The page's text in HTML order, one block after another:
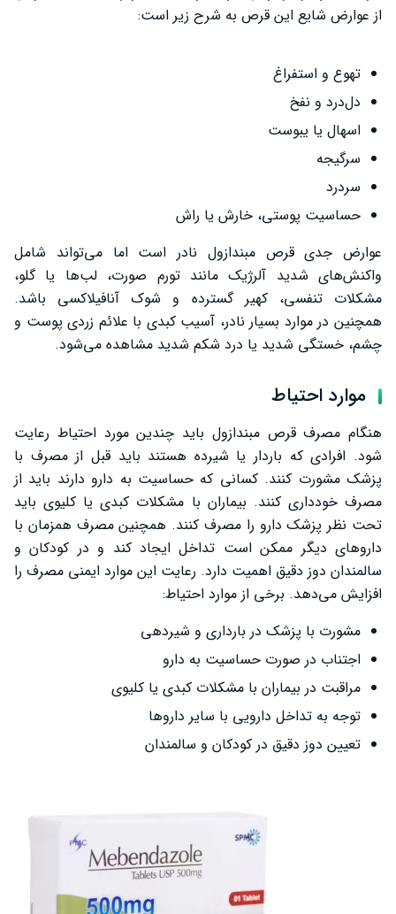
از عوارض شایع این قرص به شرح زیر است:
تهوع و استفراغ
دل‌درد و نفخ
اسهال یا یبوست
سرگیجه
سردرد
حساسیت پوستی، خارش یا راش
عوارض جدی قرص مبندازول نادر است اما می‌تواند شامل
واکنش‌های شدید آلرژیک مانند تورم صورت، لب‌ها یا گلو،
مشکلات تنفسی، کهیر گسترده و شوک آنافیلاکسی باشد.
همچنین در موارد بسیار نادر، آسیب کبدی با علائم زردی پوست و
چشم، خستگی شدید یا درد شکم شدید مشاهده می‌شود.
موارد احتیاط
هنگام مصرف قرص مبندازول باید چندین مورد احتیاط رعایت
شود. افرادی که باردار یا شیرده هستند باید قبل از مصرف با
پزشک مشورت کنند. کسانی که حساسیت به دارو دارند باید از
مصرف خودداری کنند. بیماران با مشکلات کبدی یا کلیوی باید
تحت نظر پزشک دارو را مصرف کنند. همچنین مصرف همزمان با
داروهای دیگر ممکن است تداخل ایجاد کند و در کودکان و
سالمندان دوز دقیق اهمیت دارد. رعایت این موارد ایمنی مصرف را
افزایش می‌دهد. برخی از موارد احتیاط:
مشورت با پزشک در بارداری و شیردهی
اجتناب در صورت حساسیت به دارو
مراقبت در بیماران با مشکلات کبدی یا کلیوی
توجه به تداخل دارویی با سایر داروها
تعیین دوز دقیق در کودکان و سالمندان